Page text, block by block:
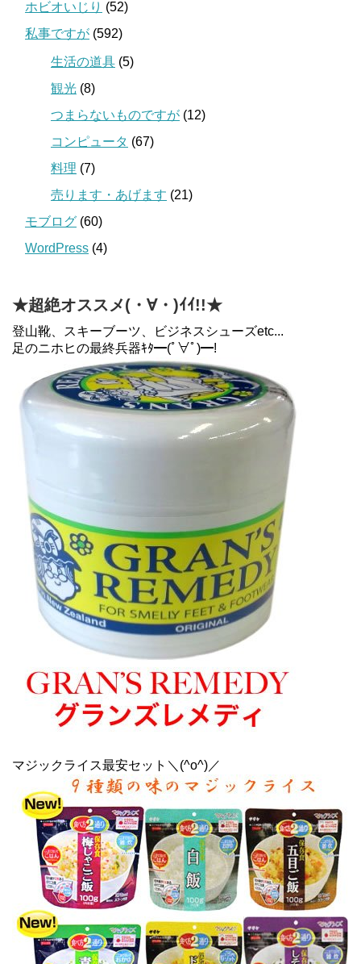
ホビオいじり (52)
私事ですが (592)
生活の道具 (5)
観光 (8)
つまらないものですが (12)
コンピュータ (67)
料理 (7)
売ります・あげます (21)
モブログ (60)
WordPress (4)
★超絶オススメ(・∀・)ｲｲ!!★
登山靴、スキーブーツ、ビジネスシューズetc...
足のニホヒの最終兵器ｷﾀ━(ﾟ∀ﾟ)━!
マジックライス最安セット＼(^o^)／